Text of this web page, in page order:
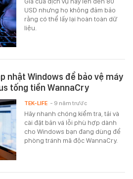
USD nhưng họ không đảm bảo
rằng có thể lấy lại hoàn toàn dữ
liệu.
nhật Windows để bảo vệ máy
tống tiền WannaCry
Hãy nhanh chóng kiểm tra, tải và
cài đặt bản vá lỗi phù hợp dành
cho Windows bạn đang dùng để
phòng tránh mã độc WannaCry.
TEK-LIFE - 9 năm trước